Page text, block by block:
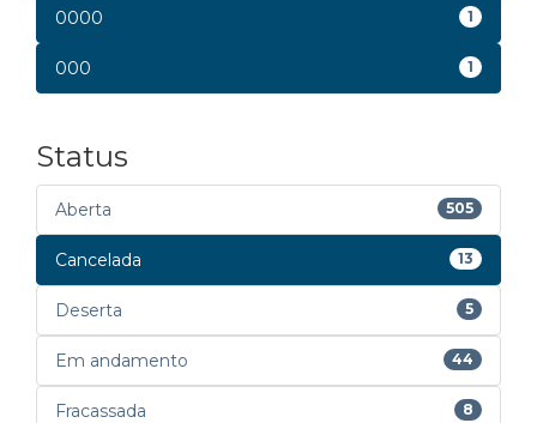
0000 1
000 1
Status
Aberta 505
Cancelada 13
Deserta 5
Em andamento 44
Fracassada 8